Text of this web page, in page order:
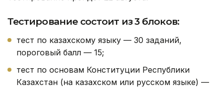
Тестирование состоит из 3 блоков:
тест по казахскому языку — 30 заданий,
пороговый балл — 15;
тест по основам Конституции Республики
Казахстан (на казахском или русском языке) —